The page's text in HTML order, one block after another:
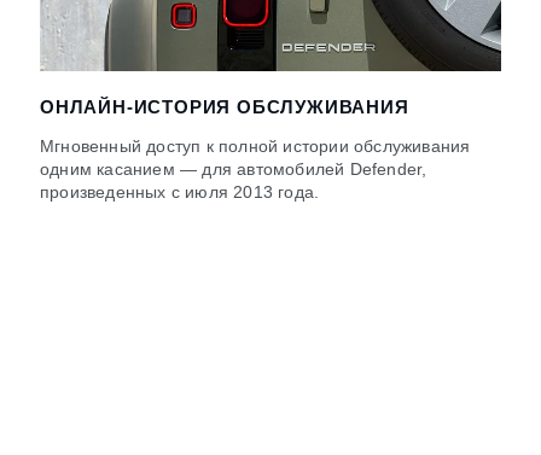
ОНЛАЙН-ИСТОРИЯ ОБСЛУЖИВАНИЯ
Мгновенный доступ к полной истории обслуживания
одним касанием — для автомобилей Defender,
произведенных с июля 2013 года.